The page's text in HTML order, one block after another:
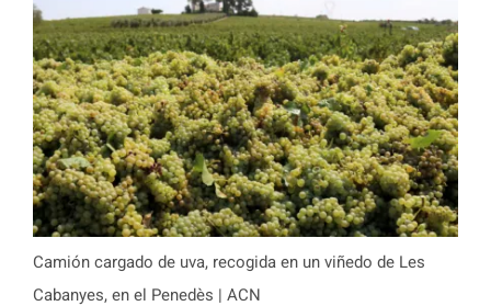
Camión cargado de uva, recogida en un viñedo de Les
Cabanyes, en el Penedès | ACN